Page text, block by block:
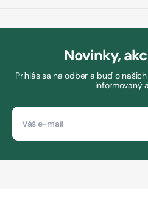
Novinky,
Prihlás sa na odber a buď o
informovaný